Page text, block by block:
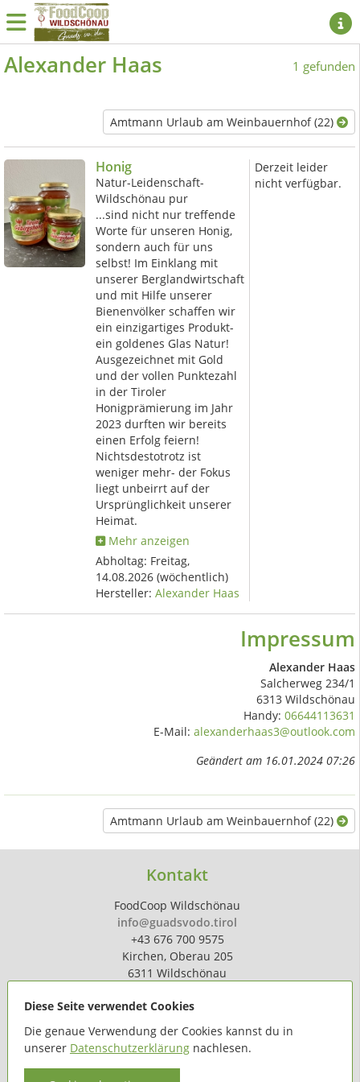
Alexander Haas 1 gefunden
Amtmann Urlaub am Weinbauernhof (22)
Honig
Natur-Leidenschaft-
Wildschönau pur
...sind nicht nur treffende
Worte für unseren Honig,
sondern auch für uns
selbst! Im Einklang mit
unserer Berglandwirtschaft
und mit Hilfe unserer
Bienenvölker schaffen wir
ein einzigartiges Produkt-
ein goldenes Glas Natur!
Ausgezeichnet mit Gold
und der vollen Punktezahl
in der Tiroler
Honigprämierung im Jahr
2023 durften wir bereits
einen Erfolg feiern!
Nichtsdestotrotz ist
weniger mehr- der Fokus
liegt unbeirrt auf der
Ursprünglichkeit unserer
Heimat.
Mehr anzeigen
Abholtag: Freitag,
14.08.2026(wöchentlich)
Hersteller: Alexander Haas
Derzeit leider
nicht verfügbar.
Impressum
Alexander Haas
Salcherweg 234/1
6313 Wildschönau
Handy: 06644113631
E-Mail: alexanderhaas3@outlook.com
Geändert am 16.01.2024 07:26
Amtmann Urlaub am Weinbauernhof (22)
Kontakt
FoodCoop Wildschönau
info@guadsvodo.tirol
+43 676 700 9575
Kirchen, Oberau 205
6311 Wildschönau
powered byhoferdigital.at
Diese Seite verwendet Cookies
Die genaue Verwendung der Cookies kannst du in
unserer Datenschutzerklärungnachlesen.